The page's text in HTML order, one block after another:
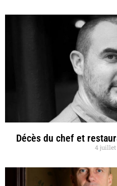
Décès du chef et
4 juillet